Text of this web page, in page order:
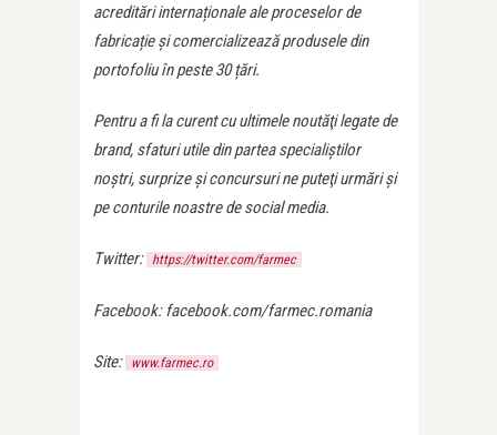
acreditări internaționale ale proceselor de
fabricație și comercializează produsele din
portofoliu în peste 30 țări.
Pentru a fi la curent cu ultimele noutăţi legate de
brand, sfaturi utile din partea specialiştilor
noştri, surprize şi concursuri ne puteţi urmări şi
pe conturile noastre de social media.
Twitter: https://twitter.com/farmec
Facebook: facebook.com/farmec.romania
Site: www.farmec.ro